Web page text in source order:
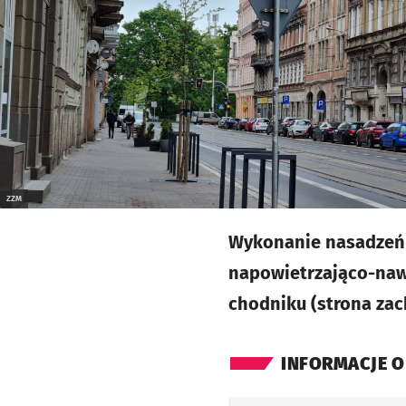
ZZM
Wykonanie
napowietrzająco-
chodniku (strona
INFORMACJE